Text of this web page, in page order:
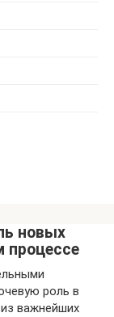
новых
процессе
роль в
важнейших